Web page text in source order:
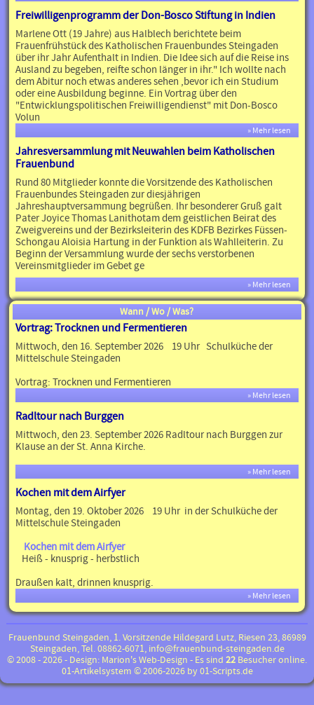
Freiwilligenprogramm der Don-Bosco Stiftung in Indien
Marlene Ott (19 Jahre) aus Halblech berichtete beim
Frauenfrühstück des Katholischen Frauenbundes Steingaden
über ihr Jahr Aufenthalt in Indien. Die Idee sich auf die Reise ins
Ausland zu begeben, reifte schon länger in ihr." Ich wollte nach
dem Abitur noch etwas anderes sehen ,bevor ich ein Studium
oder eine Ausbildung beginne. Ein Vortrag über den
"Entwicklungspolitischen Freiwilligendienst" mit Don-Bosco
Volun
» Mehr lesen
Jahresversammlung mit Neuwahlen beim Katholischen
Frauenbund
Rund 80 Mitglieder konnte die Vorsitzende des Katholischen
Frauenbundes Steingaden zur diesjährigen
Jahreshauptversammung begrüßen. Ihr besonderer Gruß galt
Pater Joyice Thomas Lanithotam dem geistlichen Beirat des
Zweigvereins und der Bezirksleiterin des KDFB Bezirkes Füssen-
Schongau Aloisia Hartung in der Funktion als Wahlleiterin. Zu
Beginn der Versammlung wurde der sechs verstorbenen
Vereinsmitglieder im Gebet ge
» Mehr lesen
Wann / Wo / Was?
Vortrag: Trocknen und Fermentieren
Mittwoch, den 16. September 2026 19 Uhr Schulküche der
Mittelschule Steingaden
Vortrag: Trocknen und Fermentieren
» Mehr lesen
Radltour nach Burggen
Mittwoch, den 23. September 2026 Radltour nach Burggen zur
Klause an der St. Anna Kirche.
» Mehr lesen
Kochen mit dem Airfyer
Montag, den 19. Oktober 2026 19 Uhr in der Schulküche der
Mittelschule Steingaden
Kochen mit dem Airfyer
Heiß - knusprig - herbstlich
Draußen kalt, drinnen knusprig.
» Mehr lesen
Frauenbund Steingaden, 1. Vorsitzende Hildegard Lutz, Riesen 23, 86989
Steingaden, Tel. 08862-6071, info@frauenbund-steingaden.de
©2008 - 2026 - Design: Marion's Web-Design - Es sind 22 Besucher online.
01-Artikelsystem © 2006-2026 by01-Scripts.de